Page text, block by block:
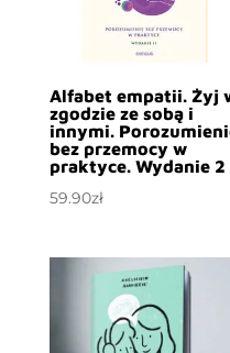
Alfabet empatii. Żyj
zgodzie ze sobą i
innymi.
bez przemocy w
praktyce. Wydanie 2
59.90zł